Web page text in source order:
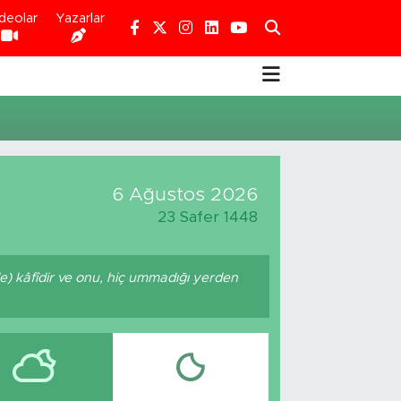
Yazarlar
6 Ağustos 2026
23 Safer 1448
kâfîdir ve onu, hiç ummadığı yerden